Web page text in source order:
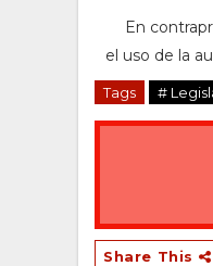
En
el uso de la
Tags #
Share This